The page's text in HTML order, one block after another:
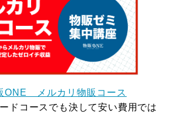
ONE メルカリ物販コース
ドコースでも決して安い費用では